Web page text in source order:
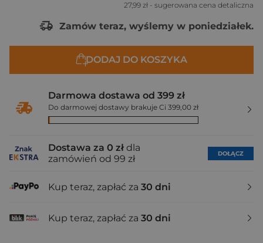
27,99 zł - sugerowana cena detaliczna
Zamów teraz, wyślemy w poniedziałek.
DODAJ DO KOSZYKA
Darmowa dostawa od 399 zł
Do darmowej dostawy brakuje Ci 399,00 zł
Dostawa za 0 zł dla
zamówień od 99 zł
DOŁĄCZ
Kup teraz, zapłać za 30 dni
Kup teraz, zapłać za 30 dni